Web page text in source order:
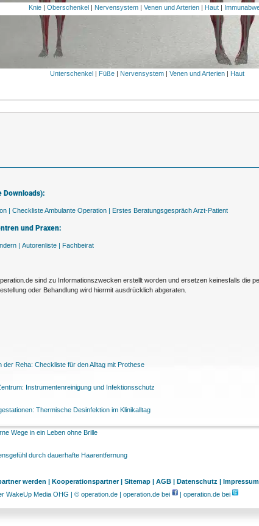
Knie| Oberschenkel| Nervensystem| Venen und Arterien| Haut|
Unterschenkel Füße Nervensystem |Venen und Arterien Haut
Downloads):
| Checkliste Ambulante Operation | Erstes Beratungsgespräch Arzt-Patient
und Praxen:
| Autorenliste | Fachbeirat
sind zu Informationszwecken erstellt worden und ersetzen keinesfalls die
oder Behandlung wird hiermit ausdrücklich abgeraten.
der Reha: Checkliste für den Alltag mit Prothese
Instrumentenreinigung und Infektionsschutz
Thermische Desinfektion im Klinikalltag
Wege in ein Leben ohne Brille
durch dauerhafte Haarentfernung
werden | Kooperationspartner | Sitemap | AGB | Datenschutz | Impressum |
WakeUp Media OHG | © operation.de | operation.de bei
| operation.de bei